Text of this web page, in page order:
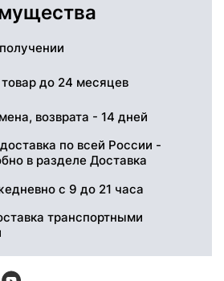
товар до 24 месяцев
возврата - 14 дней
по всей России -
в разделе Доставка
с 9 до 21 часа
транспортными